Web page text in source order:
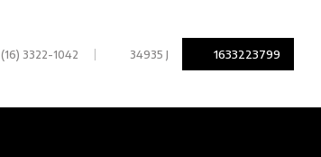
(16) 3322-1042 | 34935 J 1633223799